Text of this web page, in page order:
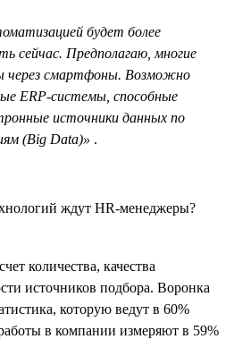
будет более
сейчас. Предполагаю, многие
через смартфоны. Возможно
ERP-системы, способные
источники данных по
(Big Data)» .
количества, качества
источников подбора. Воронка
которую ведут в 60%
в компании измеряют в 59%